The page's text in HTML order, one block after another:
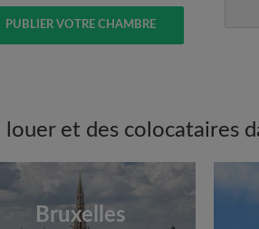
PUBLIER VOTRE CHAMBRE
louer et des colocataires
Bruxelles